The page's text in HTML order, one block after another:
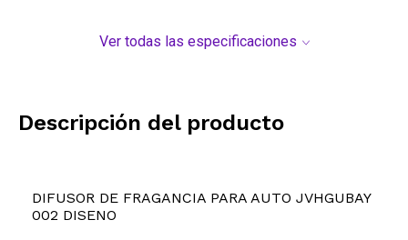
Ver todas las especificaciones
Descripción del producto
DIFUSOR DE FRAGANCIA PARA AUTO JVHGUBAY
002 DISENO